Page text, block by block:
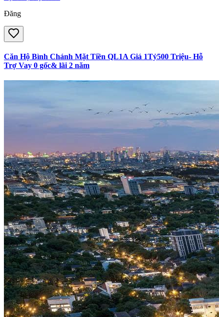
Đăng
Căn Hộ Bình Chánh Mặt Tiền QL1A Giá 1Tỷ500 Triệu- Hỗ
Trợ Vay 0 gốc& lãi 2 năm